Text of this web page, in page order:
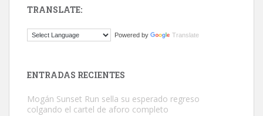
El ayuntamiento se va a llevar a Los Gatos callejeros de la zona los
TRANSLATE:
Powered by Translate
ENTRADAS RECIENTES
Mogán Sunset Run sella su esperado regreso
colgando el cartel de aforo completo